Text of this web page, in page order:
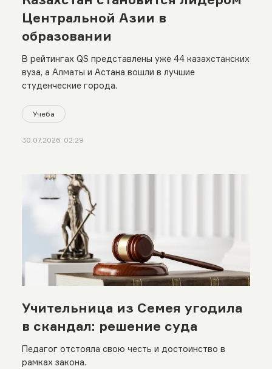
Центральной Азии в
образовании
В рейтингах QS представлены уже 44 казахстанских
вуза, а Алматы и Астана вошли в лучшие
студенческие города.
Учеба
30.07.2026, 02:29
Учительница из Семея угодила
в скандал: решение суда
Педагог отстояла свою честь и достоинство в
рамках закона.